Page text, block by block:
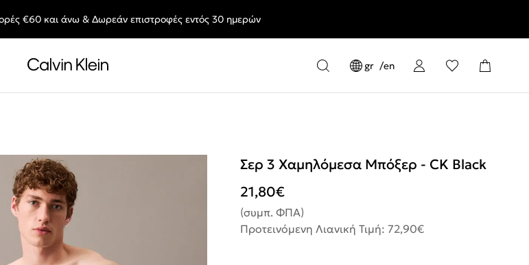
Αγαπημένα styles, στις τιμές που θες.
€60 και άνω & Δωρεάν επιστροφές εντός 30 ημερών
gr en
Σερ 3 Χαμηλόμεσα Μπόξερ - CK Black
21,80€
(συμπ. ΦΠΑ)
Προτεινόμενη Λιανική Τιμή: 72,90€